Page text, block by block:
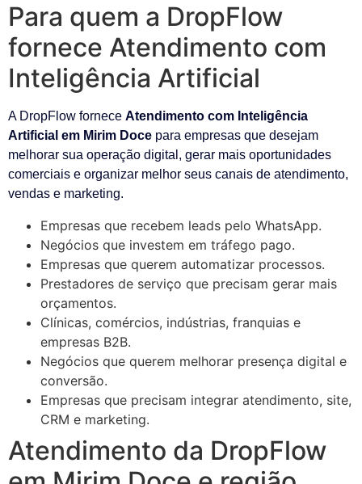
Para quem a DropFlow
fornece Atendimento com
Inteligência Artificial
A DropFlow fornece Atendimento com Inteligência
Artificial em Mirim Doce para empresas que desejam
melhorar sua operação digital, gerar mais oportunidades
comerciais e organizar melhor seus canais de atendimento,
vendas e marketing.
Empresas que recebem leads pelo WhatsApp.
Negócios que investem em tráfego pago.
Empresas que querem automatizar processos.
Prestadores de serviço que precisam gerar mais
orçamentos.
Clínicas, comércios, indústrias, franquias e
empresas B2B.
Negócios que querem melhorar presença digital e
conversão.
Empresas que precisam integrar atendimento, site,
CRM e marketing.
Atendimento da DropFlow